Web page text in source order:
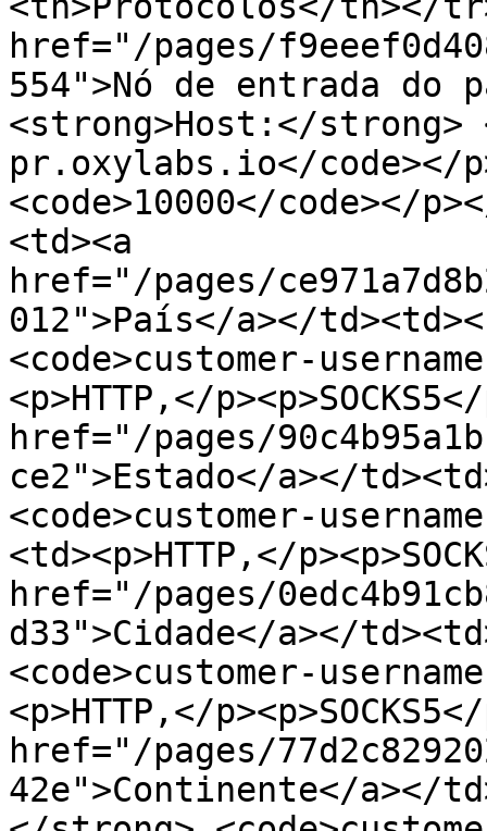
href="/pages/
554">Nó de entrada do
<strong>Host:</strong>
pr.oxylabs.io</code></
<code>10000</code></
<td><a
href="/pages/
012">País</a></
<code>customer-
<p>HTTP,</
href="/pages/
ce2">Estado</a></
<code>customer-
<td><p>HTTP,</
href="/pages/
d33">Cidade</a></
<code>customer-
<p>HTTP,</
href="/pages/
42e">Continente</a></